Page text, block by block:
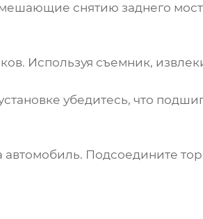
снятию заднего
. Используя съемник,
убедитесь, что
Подсоедините